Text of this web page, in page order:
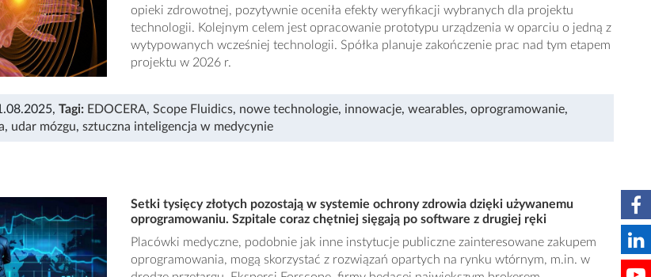
opieki zdrowotnej, pozytywnie oceniła efekty weryfikacji wybranych dla projektu
technologii. Kolejnym celem jest opracowanie prototypu urządzenia w oparciu o jedną z
wytypowanych wcześniej technologii. Spółka planuje zakończenie prac nad tym etapem
projektu w 2026 r.
, Tagi: EDOCERA, Scope Fluidics, nowe technologie, innowacje, wearables, oprogramowanie,
, udar mózgu, sztuczna inteligencja w medycynie
Setki tysięcy złotych pozostają w systemie ochrony zdrowia dzięki używanemu
oprogramowaniu. Szpitale coraz chętniej sięgają po software z drugiej ręki
Placówki medyczne, podobnie jak inne instytucje publiczne zainteresowane zakupem
oprogramowania, mogą skorzystać z rozwiązań opartych na rynku wtórnym, m.in. w